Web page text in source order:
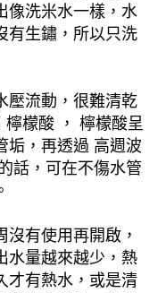
像洗米水一樣，水
有生鏽，所以只洗
壓流動，很難清乾
檬酸 ， 檸檬酸呈
垢，再透過 高週波
話，可在不傷水管
有使用再開啟，
水量越來越少，熱
才有熱水，或是清